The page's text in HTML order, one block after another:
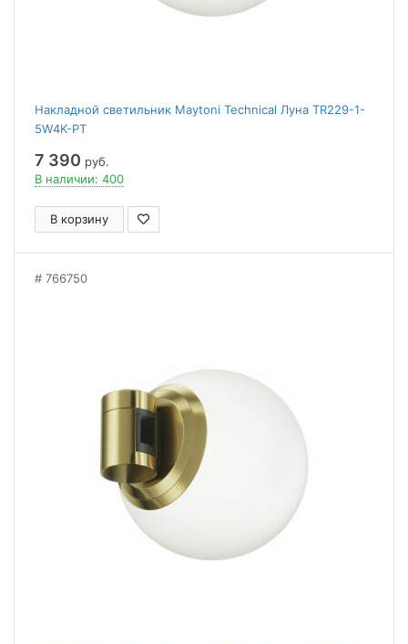
Накладной светильник Maytoni Technical Луна TR229-1-
5W4K-PT
7 390 руб.
В наличии: 400
В корзину
766750